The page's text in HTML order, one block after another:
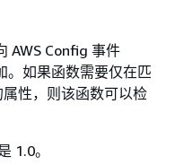
AWS Config 事件
。如果函数需要仅在匹
性，则该函数可以检
1.0。